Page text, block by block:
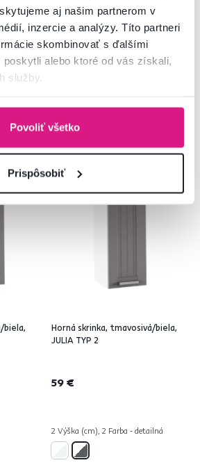
aj našim partnerom v
inzercie a analýzy. Títo partneri
skombinovať s ďalšími
alebo ktoré od vás získali,
služby.
Povoliť všetko
Prispôsobiť
129 €
biela,
Horná skrinka, tmavosivá/biela,
JULIA TYP 2
59 €
2 Výška (cm), 2 Farba - detailná